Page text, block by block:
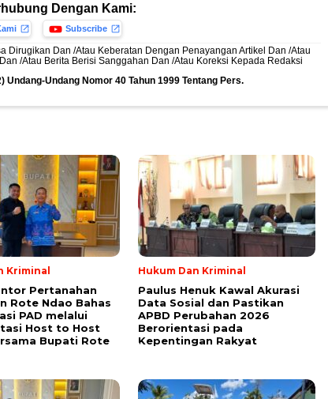
Dengan Kami:
Subscribe
Dirugikan Dan /Atau Keberatan Dengan Penayangan Artikel Dan /Atau
/Atau Berita Berisi Sanggahan Dan /Atau Koreksi Kepada Redaksi
Undang-Undang Nomor 40 Tahun 1999 Tentang Pers.
Kriminal
Pertanahan
Rote Ndao Bahas
PAD melalui
Host to Host
Bupati Rote
Hukum Dan Kriminal
Paulus Henuk Kawal Akurasi
Data Sosial dan Pastikan
APBD Perubahan 2026
Berorientasi pada
Kepentingan Rakyat